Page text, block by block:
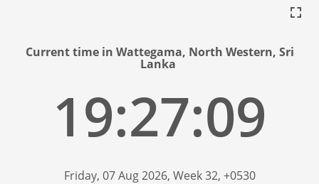
Current time in Wattegama, North Western, Sri
Lanka
19:27:09
Friday, 07 Aug 2026, Week 32, +0530